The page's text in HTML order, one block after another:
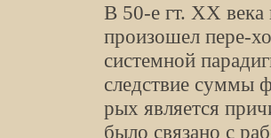
В 50-е гт. XX века
произошел пере-
системной
следствие суммы
рых является
было связано с